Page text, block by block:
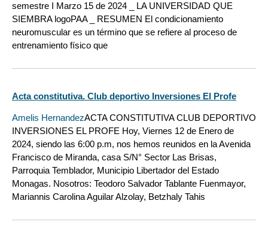
semestre I Marzo 15 de 2024 _ LA UNIVERSIDAD QUE
SIEMBRA logoPAA _ RESUMEN El condicionamiento
neuromuscular es un término que se refiere al proceso de
entrenamiento físico que
Acta constitutiva. Club deportivo Inversiones El Profe
Amelis HernandezACTA CONSTITUTIVA CLUB DEPORTIVO
INVERSIONES EL PROFE Hoy, Viernes 12 de Enero de
2024, siendo las 6:00 p.m, nos hemos reunidos en la Avenida
Francisco de Miranda, casa S/N° Sector Las Brisas,
Parroquia Temblador, Municipio Libertador del Estado
Monagas. Nosotros: Teodoro Salvador Tablante Fuenmayor,
Mariannis Carolina Aguilar Alzolay, Betzhaly Tahis